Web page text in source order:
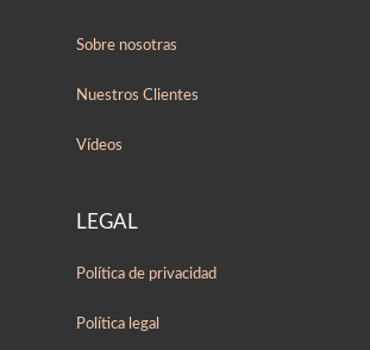
Sobre nosotras
Nuestros Clientes
Vídeos
LEGAL
Política de privacidad
Política legal